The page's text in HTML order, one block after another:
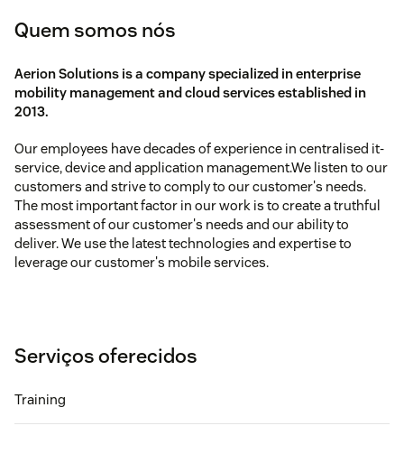
Quem somos nós
Aerion Solutions is a company specialized in enterprise
mobility management and cloud services established in
2013.
Our employees have decades of experience in centralised it-
service, device and application management.We listen to our
customers and strive to comply to our customer's needs.
The most important factor in our work is to create a truthful
assessment of our customer's needs and our ability to
deliver. We use the latest technologies and expertise to
leverage our customer's mobile services.
Serviços oferecidos
Training